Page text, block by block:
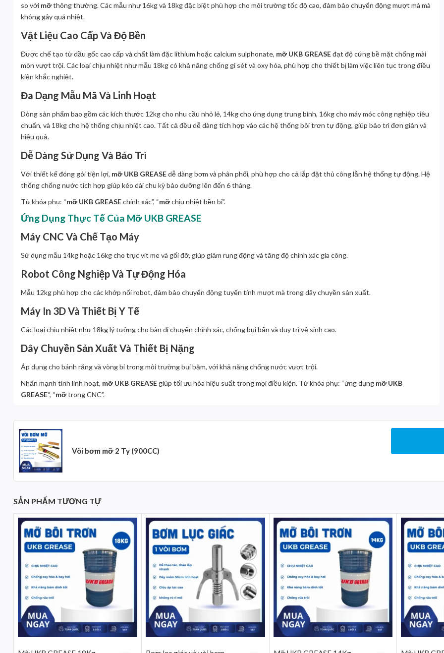
so với mỡthông thường. Các mẫu như 16kg và 18kg đặc biệt phù hợp cho môi trường tốc độ cao, đảm bảo chuyển động mượt mà mà
không gây quá nhiệt.
Vật Liệu Cao Cấp Và Độ Bền
Được chế tạo từ dầu gốc cao cấp và chất làm đặc lithium hoặc calcium sulphonate, mỡ UKB GREASEđạt độ cứng bề mặt chống mài
mòn vượt trội. Các loại chịu nhiệt như mẫu 18kg có khả năng chống gỉ sét và oxy hóa, phù hợp cho thiết bị làm việc liên tục trong điều
kiện khắc nghiệt.
Đa Dạng Mẫu Mã Và Linh Hoạt
Dòng sản phẩm bao gồm các kích thước 12kg cho nhu cầu nhỏ lẻ, 14kg cho ứng dụng trung bình, 16kg cho máy móc công nghiệp tiêu
chuẩn, và 18kg cho hệ thống chịu nhiệt cao. Tất cả đều dễ dàng tích hợp vào các hệ thống bôi trơn tự động, giúp bảo trì đơn giản và
hiệu quả.
Dễ Dàng Sử Dụng Và Bảo Trì
Với thiết kế đóng gói tiện lợi, mỡ UKB GREASEdễ dàng bơm và phân phối, phù hợp cho cả lắp đặt thủ công lẫn hệ thống tự động. Hệ
thống chống nước tích hợp giúp kéo dài chu kỳ bảo dưỡng lên đến 6 tháng.
Từ khóa phụ: “mỡ UKB GREASEchính xác”, “mỡchịu nhiệt bền bỉ”.
Ứng Dụng Thực Tế Của Mỡ UKB GREASE
Máy CNC Và Chế Tạo Máy
Sử dụng mẫu 14kg hoặc 16kg cho trục vít me và gối đỡ, giúp giảm rung động và tăng độ chính xác gia công.
Robot Công Nghiệp Và Tự Động Hóa
Mẫu 12kg phù hợp cho các khớp nối robot, đảm bảo chuyển động tuyến tính mượt mà trong dây chuyền sản xuất.
Máy In 3D Và Thiết Bị Y Tế
Các loại chịu nhiệt như 18kg lý tưởng cho bàn di chuyển chính xác, chống bụi bẩn và duy trì vệ sinh cao.
Dây Chuyền Sản Xuất Và Thiết Bị Nặng
Áp dụng cho bánh răng và vòng bi trong môi trường bụi bặm, với khả năng chống nước vượt trội.
Nhấn mạnh tính linh hoạt, mỡ UKB GREASE giúp tối ưu hóa hiệu suất trong mọi điều kiện. Từ khóa phụ: “ứng dụng mỡ UKB
GREASE“, “mỡtrong CNC”.
Vòi bơm mỡ 2 Ty (900CC)
SẢN PHẨM TƯƠNG TỰ